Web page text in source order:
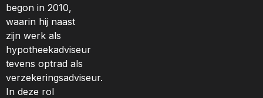
begon in 2010,
waarin hij naast
zijn werk als
hypotheekadviseur
tevens optrad als
verzekeringsadviseur.
In deze rol